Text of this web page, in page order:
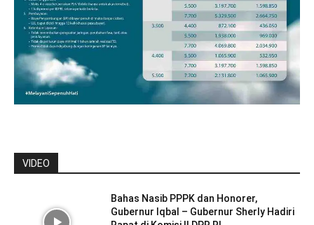
VIDEO
Bahas Nasib PPPK dan Honorer,
Gubernur Iqbal – Gubernur Sherly Hadiri